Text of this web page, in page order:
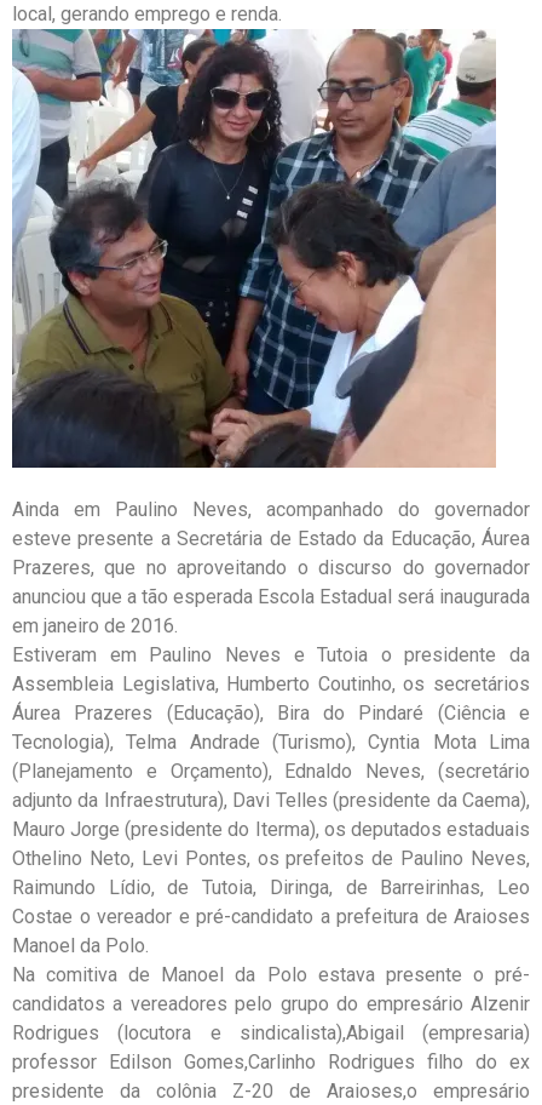
local, gerando emprego e renda.
Ainda em Paulino Neves, acompanhado do governador
esteve presente a Secretária de Estado da Educação, Áurea
Prazeres, que no aproveitando o discurso do governador
anunciou que a tão esperada Escola Estadual será inaugurada
em janeiro de 2016.
Estiveram em Paulino Neves e Tutoia o presidente da
Assembleia Legislativa, Humberto Coutinho, os secretários
Áurea Prazeres (Educação), Bira do Pindaré (Ciência e
Tecnologia), Telma Andrade (Turismo), Cyntia Mota Lima
(Planejamento e Orçamento), Ednaldo Neves, (secretário
adjunto da Infraestrutura), Davi Telles (presidente da Caema),
Mauro Jorge (presidente do Iterma), os deputados estaduais
Othelino Neto, Levi Pontes, os prefeitos de Paulino Neves,
Raimundo Lídio, de Tutoia, Diringa, de Barreirinhas, Leo
Costae o vereador e pré-candidato a prefeitura de Araioses
Manoel da Polo.
Na comitiva de Manoel da Polo estava presente o pré-
candidatos a vereadores pelo grupo do empresário Alzenir
Rodrigues (locutora e sindicalista),Abigail (empresaria)
professor Edilson Gomes,Carlinho Rodrigues filho do ex
presidente da colônia Z-20 de Araioses,o empresário